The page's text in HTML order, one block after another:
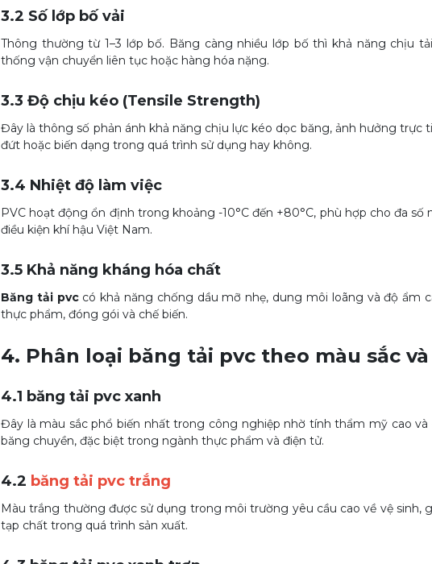
3.2 Số lớp bố vải
Thông thường từ 1–3 lớp bố. Băng càng nhiều lớp bố thì khả năng chịu
thống vận chuyển liên tục hoặc hàng hóa nặng.
3.3 Độ chịu kéo (Tensile Strength)
Đây là thông số phản ánh khả năng chịu lực kéo dọc băng, ảnh hưởng trực
đứt hoặc biến dạng trong quá trình sử dụng hay không.
3.4 Nhiệt độ làm việc
PVC hoạt động ổn định trong khoảng -10°C đến +80°C, phù hợp cho đa
điều kiện khí hậu Việt Nam.
3.5 Khả năng kháng hóa chất
Băng tải pvccó khả năng chống dầu mỡ nhẹ, dung môi loãng và độ ẩm
thực phẩm, đóng gói và chế biến.
4. Phân loại băng tải pvc theo màu sắc
4.1 băng tải pvc xanh
Đây là màu sắc phổ biến nhất trong công nghiệp nhờ tính thẩm mỹ cao và
băng chuyền, đặc biệt trong ngành thực phẩm và điện tử.
4.2 băng tải pvc trắng
Màu trắng thường được sử dụng trong môi trường yêu cầu cao về vệ sinh,
tạp chất trong quá trình sản xuất.